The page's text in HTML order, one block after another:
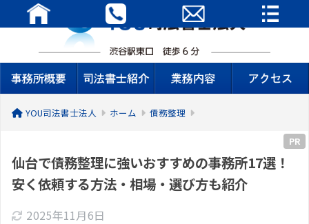
YOU司法書士法人 ホーム 債務整理
PR
仙台で債務整理に強いおすすめの事務所17選！
安く依頼する方法・相場・選び方も紹介
2025年11月6日